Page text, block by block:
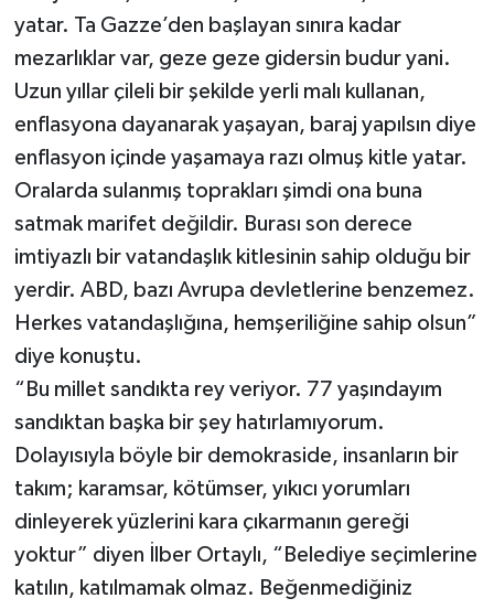
yatar. Ta Gazze’den başlayan sınıra kadar
mezarlıklar var, geze geze gidersin budur yani.
Uzun yıllar çileli bir şekilde yerli malı kullanan,
enflasyona dayanarak yaşayan, baraj yapılsın diye
enflasyon içinde yaşamaya razı olmuş kitle yatar.
Oralarda sulanmış toprakları şimdi ona buna
satmak marifet değildir. Burası son derece
imtiyazlı bir vatandaşlık kitlesinin sahip olduğu bir
yerdir. ABD, bazı Avrupa devletlerine benzemez.
Herkes vatandaşlığına, hemşeriliğine sahip olsun”
diye konuştu.
“Bu millet sandıkta rey veriyor. 77 yaşındayım
sandıktan başka bir şey hatırlamıyorum.
Dolayısıyla böyle bir demokraside, insanların bir
takım; karamsar, kötümser, yıkıcı yorumları
dinleyerek yüzlerini kara çıkarmanın gereği
yoktur” diyen İlber Ortaylı, “Belediye seçimlerine
katılın, katılmamak olmaz. Beğenmediğiniz